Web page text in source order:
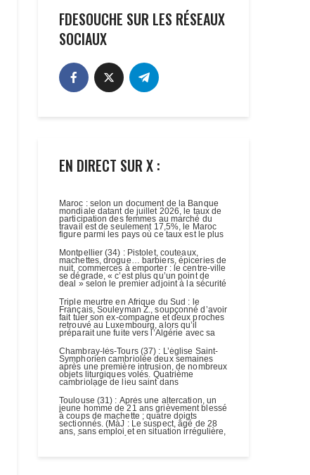
FDESOUCHE SUR LES RÉSEAUX
SOCIAUX
EN DIRECT SUR X :